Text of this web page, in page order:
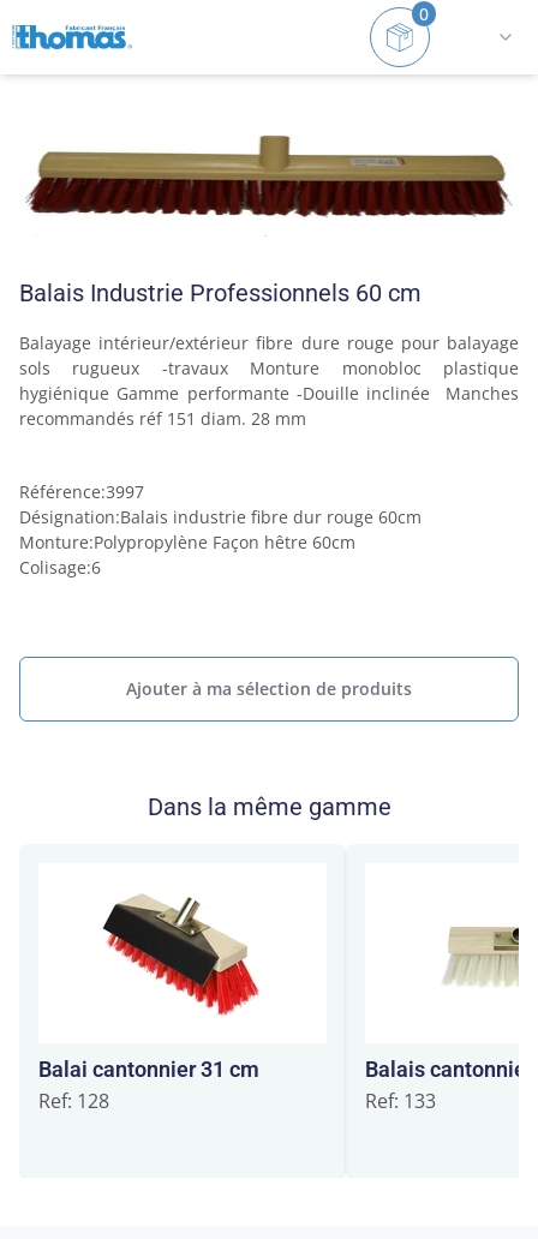
0
Accueil Balais Industrie
Balais Industrie Professionnels 60 cm
Balayage intérieur/extérieur fibre dure rouge pour balayage
sols rugueux -travaux Monture monobloc plastique
hygiénique Gamme performante -Douille inclinée  Manches
recommandés réf 151 diam. 28 mm
Référence:3997
Désignation:Balais industrie fibre dur rouge 60cm
Monture:Polypropylène Façon hêtre 60cm
Colisage:6
Ajouter à ma sélection de produits
Dans la même gamme
Balai cantonnier 31 cm
Ref: 128
Balais cantonnier
Ref: 133